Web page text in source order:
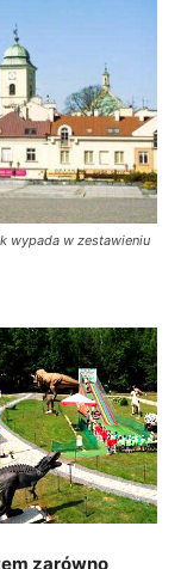
wypada w zestawieniu
zarówno